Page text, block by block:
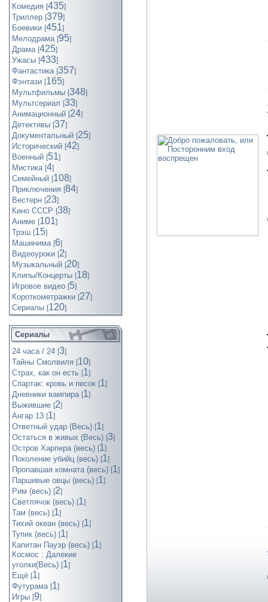
Комедия [435]
Триллер [379]
Боевики [451]
Мелодрама [95]
Драма [425]
Ужасы [433]
Фантастика [357]
Фэнтази [165]
Мультфильмы [348]
Мультсериал [33]
Анимационный [24]
Детективы [37]
Документальный [25]
Исторический [42]
Военный [51]
Мистика [4]
Семейный [108]
Приключения [84]
Вестерн [23]
Кино СССР [38]
Аниме [101]
Трэш [15]
Машинима [6]
Видеоуроки [2]
Музыкальный [20]
Клипы/Концерты [18]
Игровое видео [5]
Короткометражки [27]
Cериалы [120]
Сериалы
24 часа / 24 [3]
Тайны Смолвиля [10]
Страх, как он есть [1]
Спартак: кровь и песок [1]
Дневники вампира [1]
Выжившие [2]
Ангар 13 [1]
Ответный удар (Весь) [1]
Остаться в живых (Весь) [3]
Остров Харпера (весь) [1]
Поколение убийц (весь) [1]
Пропавшая комната (весь) [1]
Паршивые овцы (весь) [1]
Рим (весь) [2]
Светлячок (весь) [1]
Там (весь) [1]
Тихий океан (весь) [1]
Тупик (весь) [1]
Капитан Пауэр (весь) [1]
Космос : Далекие
уголки(Весь) [1]
Ещё [1]
Футурама [1]
Игры [9]